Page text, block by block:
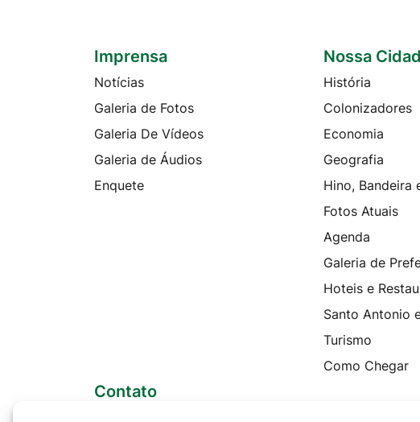
Seção do Rodapé e Contato
Imprensa
Notícias
Galeria de Fotos
Galeria De Vídeos
Galeria de Áudios
Enquete
Nossa
História
Colonizadores
Economia
Geografia
Hino, Bandeira
Fotos Atuais
Agenda
Galeria de
Hoteis e
Santo Antonio
Turismo
Como Chegar
Contato